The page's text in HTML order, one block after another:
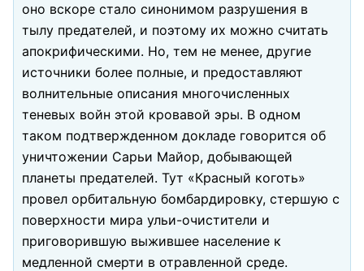
оно вскоре стало синонимом разрушения в
тылу предателей, и поэтому их можно считать
апокрифическими. Но, тем не менее, другие
источники более полные, и предоставляют
волнительные описания многочисленных
теневых войн этой кровавой эры. В одном
таком подтвержденном докладе говорится об
уничтожении Сарьи Майор, добывающей
планеты предателей. Тут «Красный коготь»
провел орбитальную бомбардировку, стершую с
поверхности мира ульи-очистители и
приговорившую выжившее население к
медленной смерти в отравленной среде.